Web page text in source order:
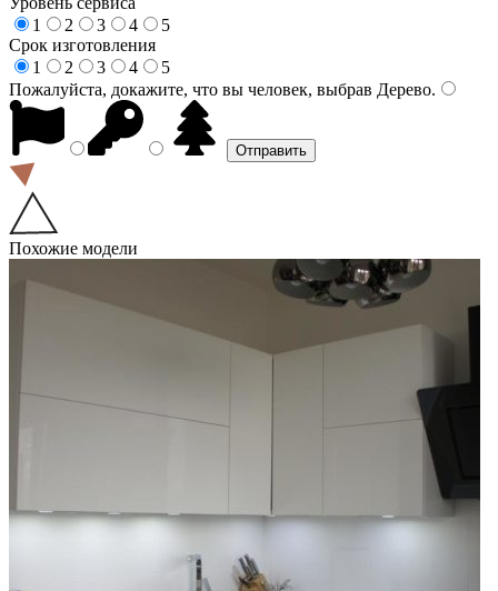
1
2 3 4
5
Срок изготовления
1
2 3 4
5
Пожалуйста, докажите, что вы человек, выбрав Дерево.
Похожие модели